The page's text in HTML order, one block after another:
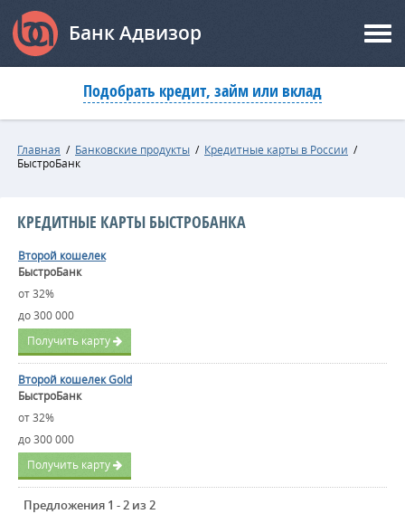
Банк Адвизор
Подобрать кредит, займ или вклад
Главная / Банковские продукты / Кредитные карты в России /
БыстроБанк
КРЕДИТНЫЕ КАРТЫ БЫСТРОБАНКА
Второй кошелек
БыстроБанк
от 32%
до 300 000
Получить карту
Второй кошелек Gold
БыстроБанк
от 32%
до 300 000
Получить карту
Предложения 1 - 2 из 2